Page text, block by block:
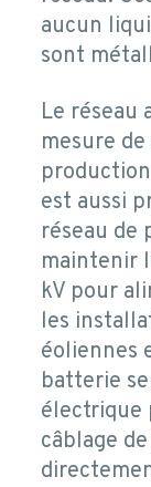
aucun
sont
Le réseau
mesure
est aussi
réseau de
maintenir
kV pour
les
éoliennes
batterie
électrique
câblage